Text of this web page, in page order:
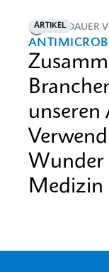
ARTIKEL
LESEDAUER
unseren
Wunder
Medizin